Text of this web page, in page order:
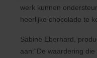
werk kunnen
heerlijke chocolade te
Sabine Eberhard,
aan:“De waardering